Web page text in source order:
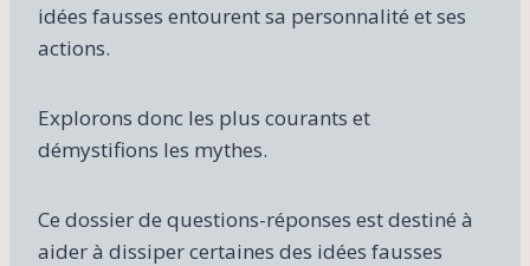
idées fausses entourent sa personnalité et ses
actions.
Explorons donc les plus courants et
démystifions les mythes.
Ce dossier de questions-réponses est destiné à
aider à dissiper certaines des idées fausses